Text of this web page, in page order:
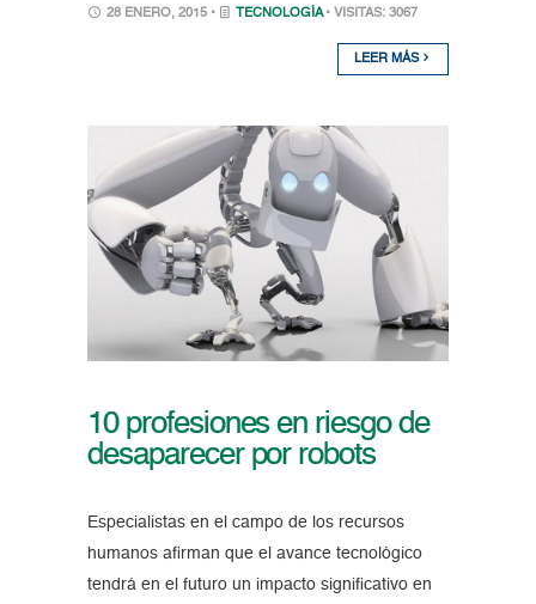
28 ENERO, 2015 • TECNOLOGÍA • VISITAS: 3067
LEER MÁS
10 profesiones en riesgo de
desaparecer por robots
Especialistas en el campo de los recursos
humanos afirman que el avance tecnológico
tendrá en el futuro un impacto significativo en